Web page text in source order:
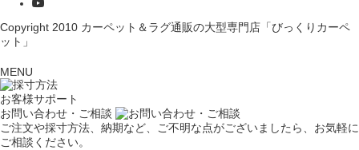
Copyright 2010 カーペット＆ラグ通販の大型専門店「びっくりカーペ
ット」
MENU
お客様サポート
お問い合わせ・ご相談
ご注文や採寸方法、納期など、ご不明な点がございましたら、お気軽に
ご相談ください。